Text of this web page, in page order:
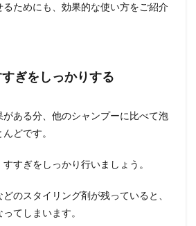
ためにも、効果的な使い方をご紹介
ぎをしっかりする
がある分、他のシャンプーに比べて泡
どです。
すぎをしっかり行いましょう。
のスタイリング剤が残っていると、
てしまいます。